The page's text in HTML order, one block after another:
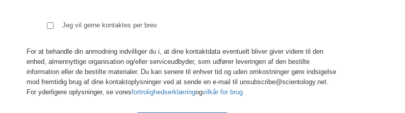
Studieteknologien
Kommunikation
Jeg vil gerne kontaktes per brev.
For at behandle din anmodning indvilliger du i, at dine kontaktdata eventuelt bliver giver videre til den
enhed, almennyttige organisation og/eller serviceudbyder, som udfører leveringen af den bestilte
information eller de bestilte materialer. Du kan senere til enhver tid og uden omkostninger gøre indsigelse
mod fremtidig brug af dine kontaktoplysninger ved at sende en e-mail til unsubscribe@scientology.net.
For yderligere oplysninger, se voresfortrolighedserklæringogvilkår for brug